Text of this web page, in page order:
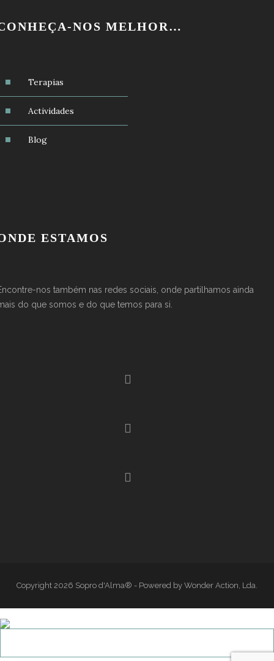
NOS MELHOR…
Terapias
Actividades
Blog
ESTAMOS
nos também nas redes sociais, onde partilhamos ainda
do que somos e do que temos para si.
Copyright 2026 Sopro d'Alma® - Powered by Wonder Action, Lda.